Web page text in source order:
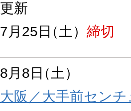
更新
7月25日（土） 締切
8月8日（土）
大阪／大手前セン